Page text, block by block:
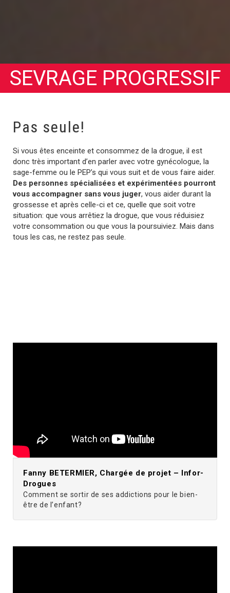
SEVRAGE PROGRESSIF
Pas seule!
Si vous êtes enceinte et consommez de la drogue, il est
donc très important d’en parler avec votre gynécologue, la
sage-femme ou le PEP’s qui vous suit et de vous faire aider.
Des personnes spécialisées et expérimentées pourront
vous accompagner sans vous juger, vous aider durant la
grossesse et après celle-ci et ce, quelle que soit votre
situation: que vous arrêtiez la drogue, que vous réduisiez
votre consommation ou que vous la poursuiviez. Mais dans
tous les cas, ne restez pas seule.
Fanny BETERMIER, Chargée de projet – Infor-
Drogues
Comment se sortir de ses addictions pour le bien-
être de l’enfant?